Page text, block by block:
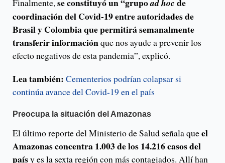
Finalmente,se constituyó un “grupoad hoc de
coordinación del Covid-19 entre autoridades de
Brasil y Colombia que permitirá semanalmente
transferir informaciónque nos ayude a prevenir los
efecto negativos de esta pandemia”, explicó.
Lea también: Cementerios podrían colapsar si
continúa avance del Covid-19 en el país
Preocupa la situación del Amazonas
El último reporte del Ministerio de Salud señala queel
Amazonas concentra 1.003 de los 14.216 casos del
paísy es la sexta región con más contagiados. Allí han